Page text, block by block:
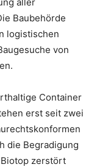
Baubehörde
logistischen
von
Container
erst seit zwei
die Begradigung
zerstört